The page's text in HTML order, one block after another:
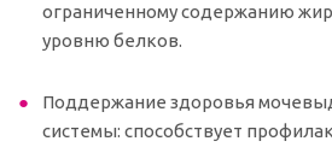
ограниченному содержанию
уровню белков.
Поддержание здоровья
системы: способствует